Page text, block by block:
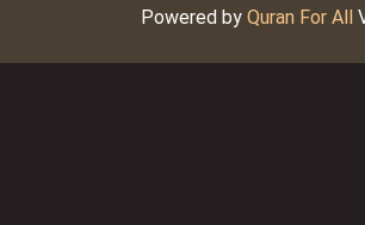
Powered by Quran For All